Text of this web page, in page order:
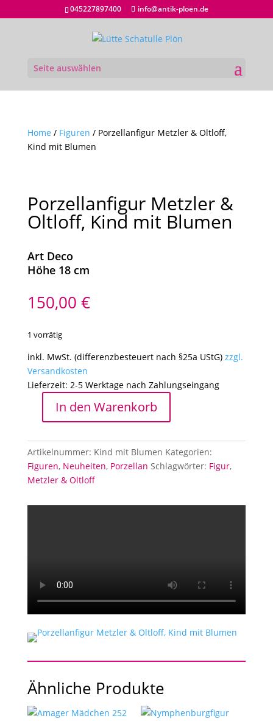
045227897400 info@antik-ploen.de
Seite auswählen
Home / Figuren / Porzellanfigur Metzler & Oltloff,
Kind mit Blumen
Porzellanfigur Metzler &
Oltloff, Kind mit Blumen
Art Deco
Höhe 18 cm
150,00 €
1 vorrätig
inkl. MwSt. (differenzbesteuert nach §25a UStG) zzgl.
Versandkosten
Lieferzeit: 2-5 Werktage nach Zahlungseingang
Porzellanfigur
&
Oltloff,
Kind
mit
In den Warenkorb
Artikelnummer: Kind mit Blumen Kategorien:
Figuren, Neuheiten, Porzellan Schlagwörter: Figur,
Metzler & Oltloff
Ähnliche Produkte